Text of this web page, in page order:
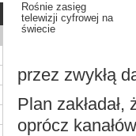
Rośnie zasięg
telewizji cyfrowej na
świecie
przez zwykłą
Plan
oprócz